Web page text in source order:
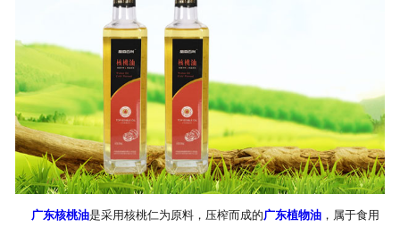
新闻资讯
联系晶森
走进晶森
公司官网
广东核桃油是采用核桃仁为原料，压榨而成的广东植物油，属于食用